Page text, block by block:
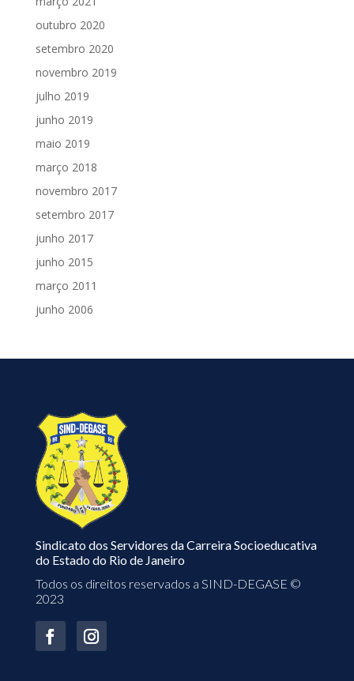
outubro 2020
setembro 2020
novembro 2019
julho 2019
junho 2019
maio 2019
março 2018
novembro 2017
setembro 2017
junho 2017
junho 2015
março 2011
junho 2006
Sindicato dos Servidores da Carreira Socioeducativa
do Estado do Rio de Janeiro
Todos os direitos reservados a SIND-DEGASE ©
2023